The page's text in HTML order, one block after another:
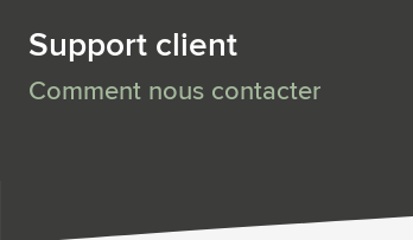
Support client
Comment nous contacter